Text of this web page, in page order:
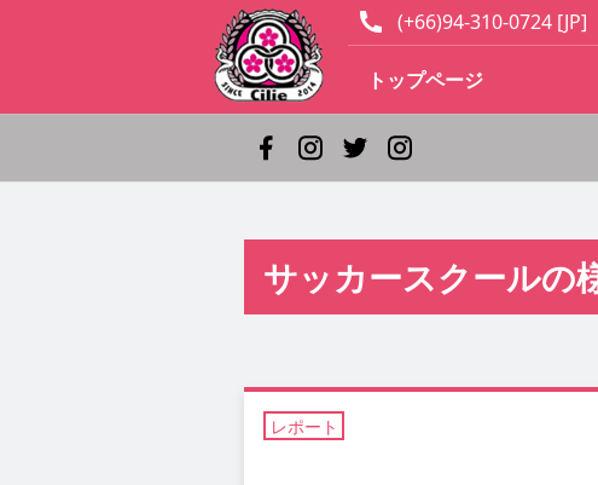
(+66)94-310-0724 [JP]
トップページ
サッカースクールの
レポート